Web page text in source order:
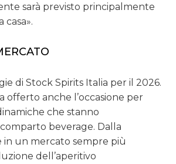
sarà previsto principalmente
casa».
di Stock Spirits Italia per il 2026.
offerto anche l’occasione per
che stanno
beverage. Dalla
in un mercato sempre più
dell’aperitivo